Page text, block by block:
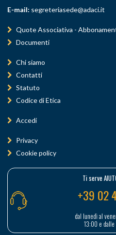
E-mail: segreteriasede@adaci.it
Quote Associativa -
Documenti
Chi siamo
Contatti
Statuto
Codice di Etica
Accedi
Privacy
Cookie policy
Ti serve
+39 02
dal lunedì al
13:00 e